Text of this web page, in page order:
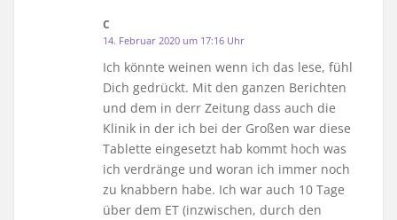
C
14. Februar 2020 um 17:16 Uhr
Ich könnte weinen wenn ich das lese, fühl
Dich gedrückt. Mit den ganzen Berichten
und dem in derr Zeitung dass auch die
Klinik in der ich bei der Großen war diese
Tablette eingesetzt hab kommt hoch was
ich verdränge und woran ich immer noch
zu knabbern habe. Ich war auch 10 Tage
über dem ET (inzwischen, durch den